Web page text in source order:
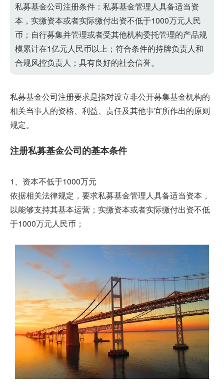
私募基金公司注册条件：私募基金管理人具备适当资
本，实缴资本或者实际缴付出资不低于1000万元人民
币；自行募集并管理或者受其他机构委托管理的产品规
模累计在1亿元人民币以上；符合条件的持牌负责人和
合规风控负责人；具有良好的社会信誉。
私募基金公司注册要求是指对设立非公开募集基金机构的
相关当事人的资格、利益、责任及其他事宜所作出的原则
规定。
注册私募基金公司的基本条件
1、资本不低于1000万元
依据相关法律规定，要求私募基金管理人具备适当资本，
以能够支持其基本运营；实缴资本或者实际缴付出资不低
于1000万元人民币；